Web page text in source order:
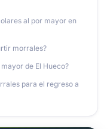
al por mayor en
morrales?
de El Hueco?
para el regreso a